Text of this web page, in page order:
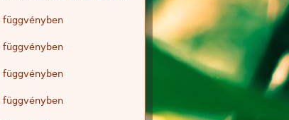
függvényben
függvényben
függvényben
függvényben